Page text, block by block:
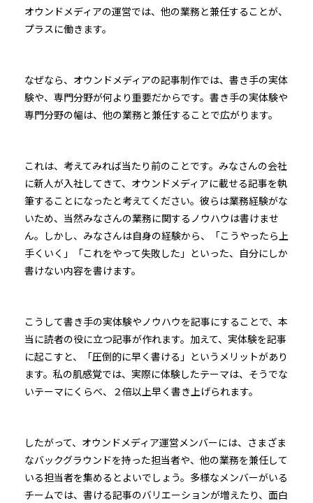
オウンドメディアの運営では、他の業務と兼任することが、
プラスに働きます。
なぜなら、オウンドメディアの記事制作では、書き手の実体
験や、専門分野が何より重要だからです。書き手の実体験や
専門分野の幅は、他の業務と兼任することで広がります。
これは、考えてみれば当たり前のことです。みなさんの会社
に新人が入社してきて、オウンドメディアに載せる記事を執
筆することになったと考えてください。彼らは業務経験がな
いため、当然みなさんの業務に関するノウハウは書けませ
ん。しかし、みなさんは自身の経験から、「こうやったら上
手くいく」「これをやって失敗した」といった、自分にしか
書けない内容を書けます。
こうして書き手の実体験やノウハウを記事にすることで、本
当に読者の役に立つ記事が作れます。加えて、実体験を記事
に起こすと、「圧倒的に早く書ける」というメリットがあり
ます。私の肌感覚では、実際に体験したテーマは、そうでな
いテーマにくらべ、２倍以上早く書き上げられます。
したがって、オウンドメディア運営メンバーには、さまざま
なバックグラウンドを持った担当者や、他の業務を兼任して
いる担当者を集めるとよいでしょう。多様なメンバーがいる
チームでは、書ける記事のバリエーションが増えたり、面白